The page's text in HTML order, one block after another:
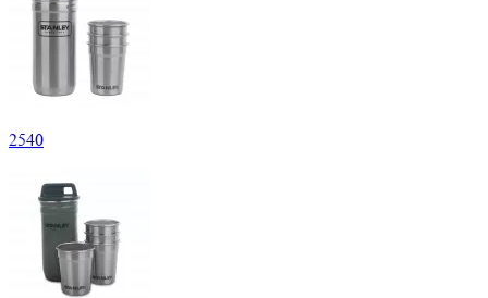
2540